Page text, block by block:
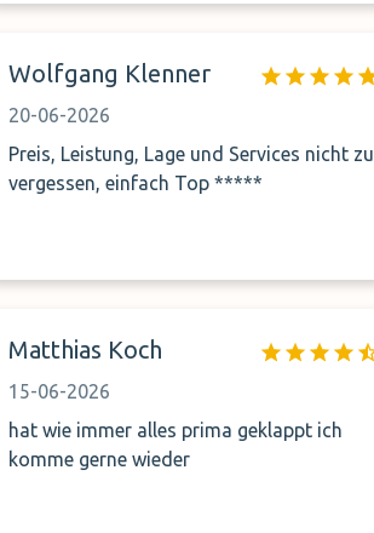
tegen schappelijk tarief.
Wolfgang Klenner
20-06-2026
Preis, Leistung, Lage und Services nicht zu
vergessen, einfach Top *****
Matthias Koch
15-06-2026
hat wie immer alles prima geklappt ich
komme gerne wieder